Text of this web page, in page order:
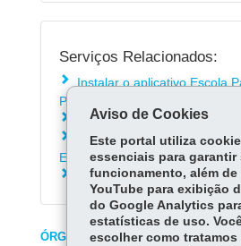
Serviços Relacionados:
Instalar o aplicativo Escola
Professores
Acessar o Aula Paraná
Consultar Profissionais da
Ensino
Consultar Documentação
ÓRGÃO RESPONSÁVEL
Aviso de Cookies
Este portal utiliza
essenciais para garantir
funcionamento, além
YouTube para exibição
do Google Analytics
estatísticas de uso.
escolher como